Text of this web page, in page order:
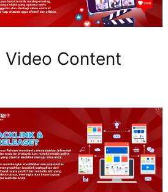
Video Content